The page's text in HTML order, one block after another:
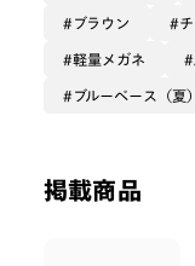
グラデーション
で、さり気なく
品よくシンプル
ブラウン
軽量メガネ
ブルーベース（夏）
掲載商品